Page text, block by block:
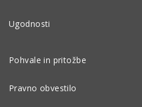
Ugodnosti
Pohvale in pritožbe
Pravno obvestilo